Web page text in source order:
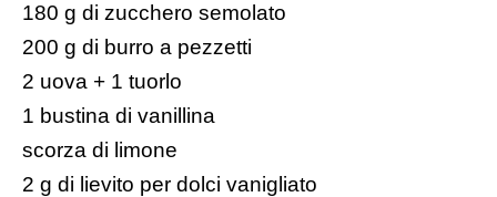
180 g di zucchero semolato
200 g di burro a pezzetti
2 uova + 1 tuorlo
1 bustina di vanillina
scorza di limone
2 g di lievito per dolci vanigliato